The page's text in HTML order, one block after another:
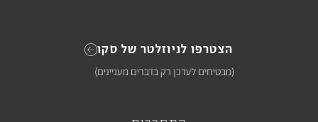
הצטרפו לניוזלטר של סקו
(מבטיחים לעדכן רק בדברים מעניינים)